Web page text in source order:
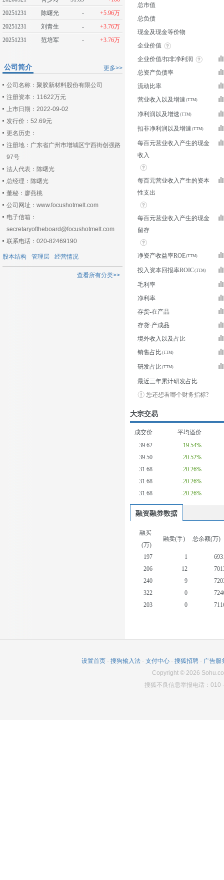
20251231
陈曙光 -
+5.96万
20251231
刘青生 -
+3.76万
20251231
范培军 - +3.76万
更多>>
公司简介
公司名称：聚胶新材料股份有限公司
注册资本：11622万元
上市日期：2022-09-02
发行价：52.69元
更名历史：
注册地：广东省广州市增城区宁西街创强路
97号
法人代表：陈曙光
总经理：陈曙光
董秘：廖燕桃
公司网址：www.focushotmelt.com
电子信箱：
secretaryoftheboard@focushotmelt.com
联系电话：020-82469190
股本结构 管理层 经营情况
查看所有分类>>
总市值
总负债
现金及现金等价物
企业价值
企业价值/扣非净利润
总资产负债率
流动比率
营业收入以及增速
净利润以及增速
扣非净利润以及增速
每百元营业收入产生的现金
收入
每百元营业收入产生的资本
性支出
每百元营业收入产生的现金
留存
净资产收益率ROE
投入资本回报率ROIC
毛利率
净利率
存货-在产品
存货-产成品
境外收入以及占比
销售占比
研发占比
最近三年累计研发占比
您还想看哪个财务指标?
大宗交易
成交价
平均溢价
39.62
-19.54%
39.50
-20.52%
31.68
-20.26%
31.68
-20.26%
31.68
-20.26%
融资融券数据
融买
(万)
融卖(手) 总余额(万)
197 1
206
12
240
9
322
0
203
0
206
13
427
0
设置首页 - 搜狗输入法 - 支付中心 - 搜狐招聘 - 广告服
Copyright© 2026
搜狐不良信息举报电话：010